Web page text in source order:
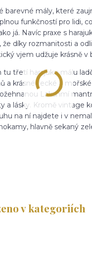
barevné mály, které
funkčností pro lidi,
já. Navíc praxe s
že díky rozmanitosti a
vjem udžuje krásně v
tu třetí harajuku málu
a krásné řecké a
Lakshmí
a lásky. Kromě vintage
na ní najdete i v
hlavně sekaný
v kategoriích